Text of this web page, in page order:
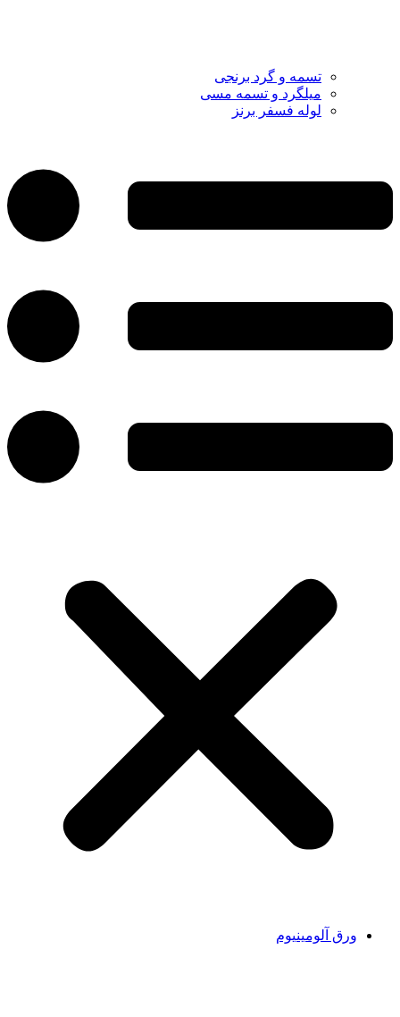
تسمه و گرد برنجی
میلگرد و تسمه مسی
لوله فسفر برنز
ورق آلومینیوم